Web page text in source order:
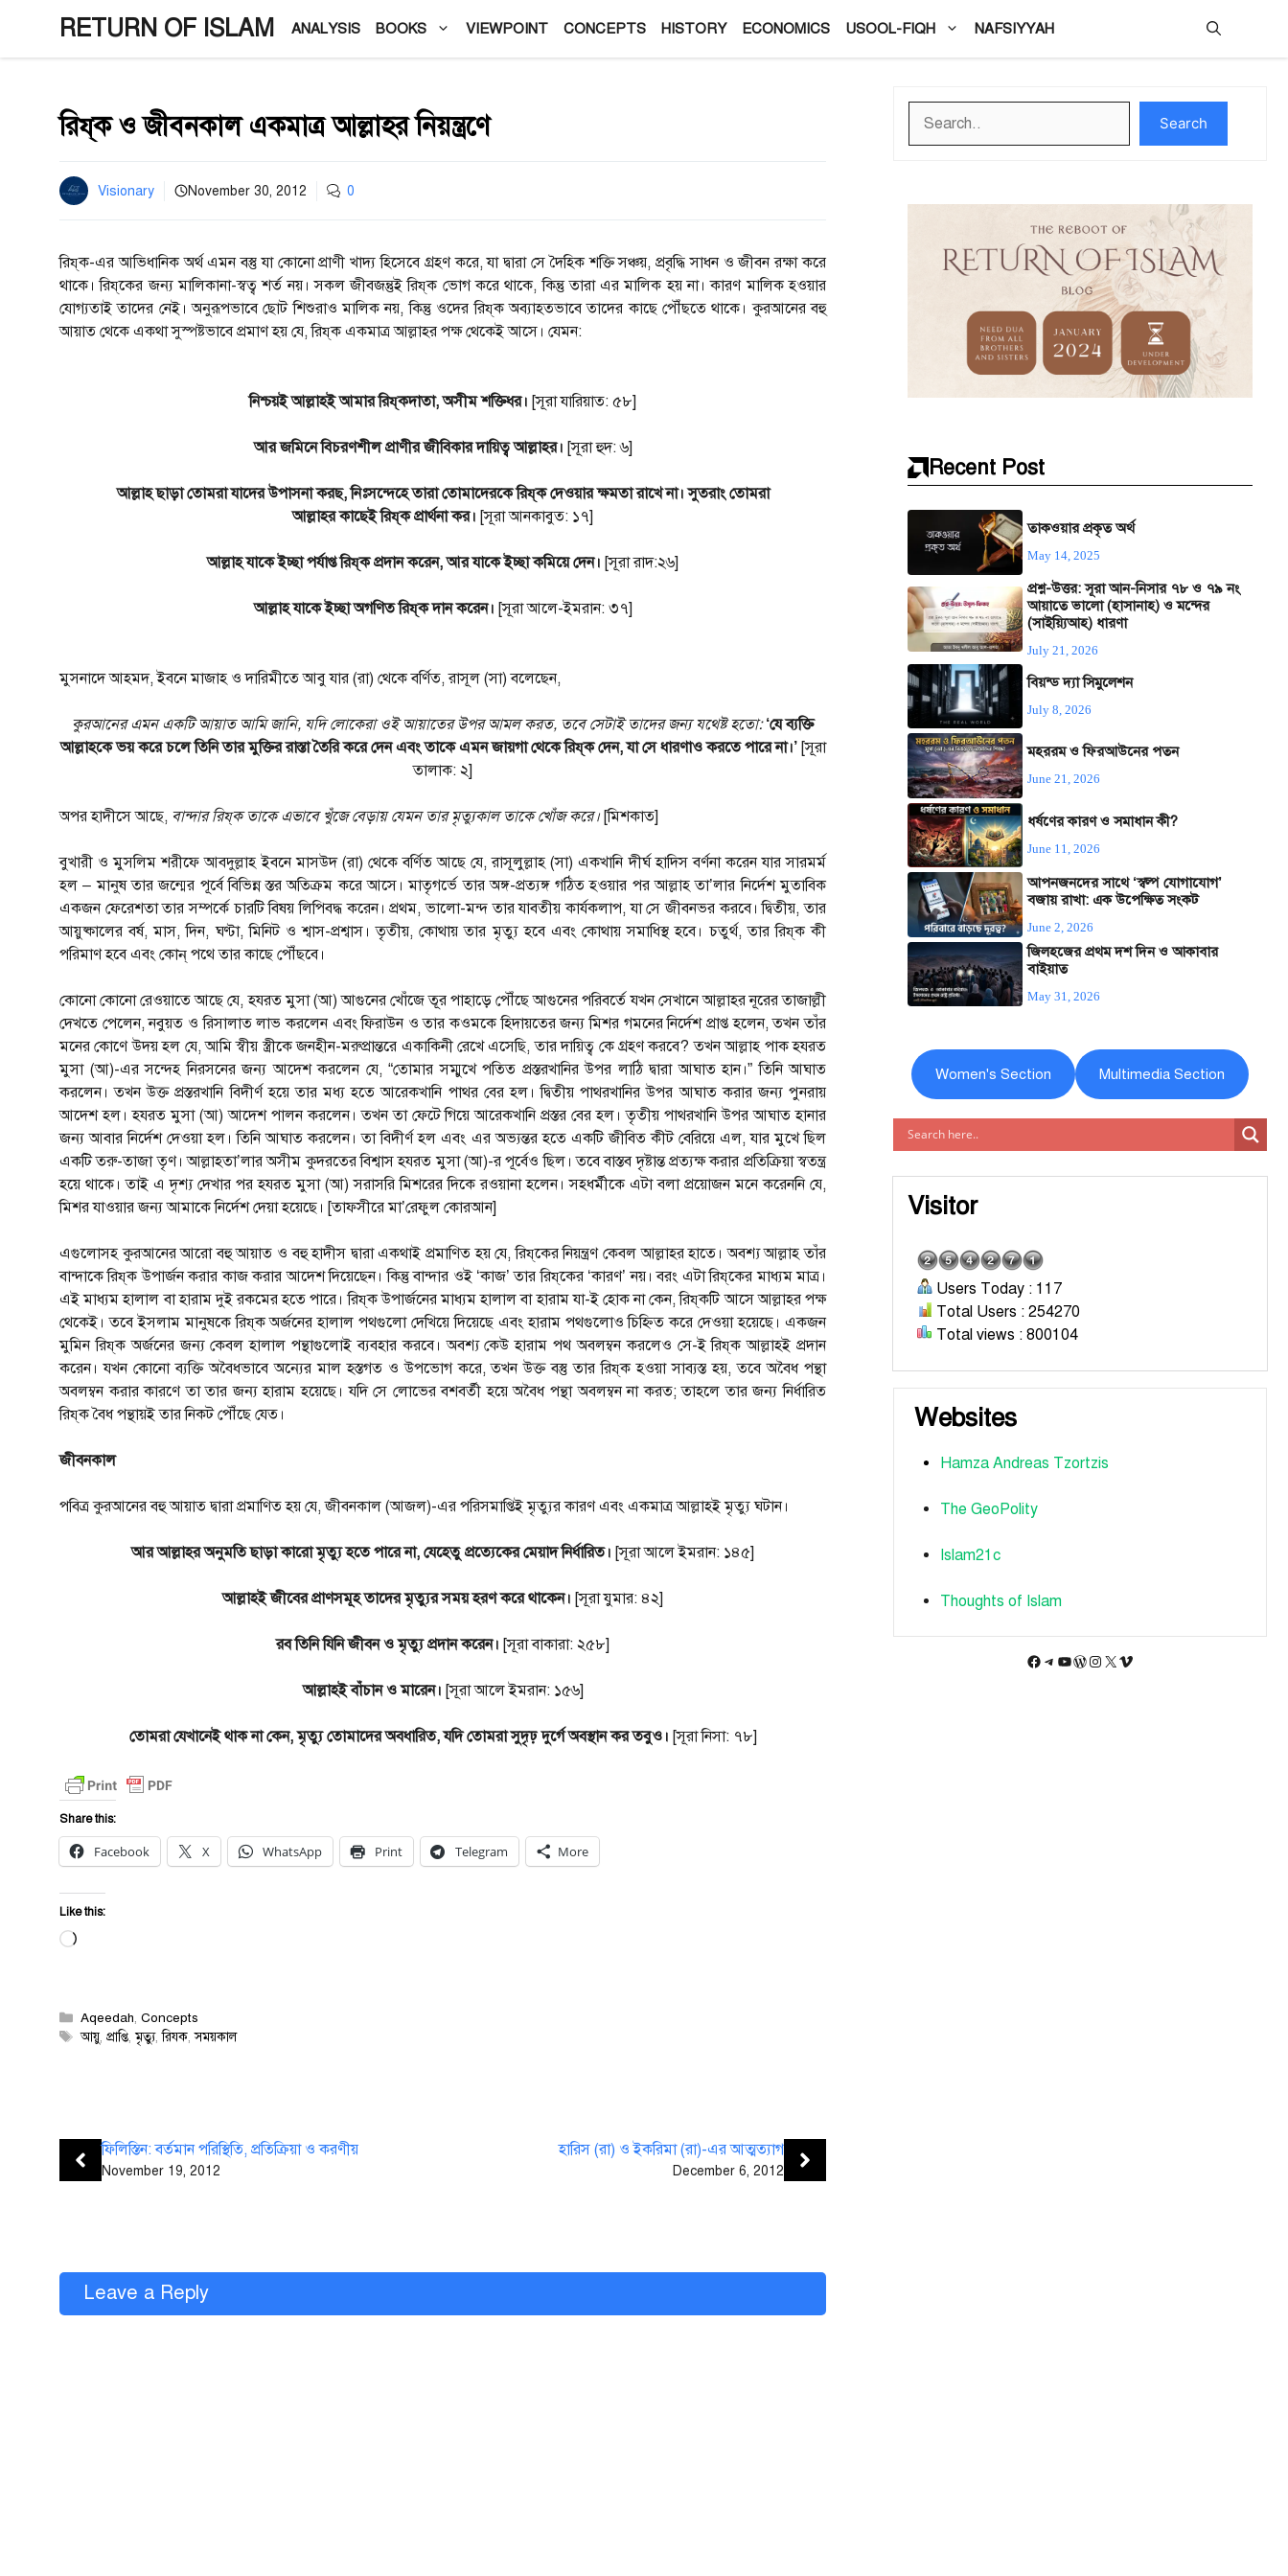
content
RETURN OF ISLAM ANALYSIS BOOKS VIEWPOINT CONCEPTS HISTORY ECONOMICS USOOL-FIQH NAFSIYYAH
রিয্‌ক ও জীবনকাল একমাত্র আল্লাহর নিয়ন্ত্রণে
Visionary November 30, 2012 0
রিয্‌ক-এর আভিধানিক অর্থ এমন বস্তু যা কোনো প্রাণী খাদ্য হিসেবে গ্রহণ করে, যা দ্বারা সে দৈহিক শক্তি সঞ্চয়, প্রবৃদ্ধি সাধন ও জীবন রক্ষা করে
থাকে। রিয্‌কের জন্য মালিকানা-স্বত্ব শর্ত নয়। সকল জীবজন্তুই রিয্‌ক ভোগ করে থাকে, কিন্তু তারা এর মালিক হয় না। কারণ মালিক হওয়ার
যোগ্যতাই তাদের নেই। অনুরূপভাবে ছোট শিশুরাও মালিক নয়, কিন্তু ওদের রিয্‌ক অব্যাহতভাবে তাদের কাছে পৌঁছতে থাকে। কুরআনের বহু
আয়াত থেকে একথা সুস্পষ্টভাবে প্রমাণ হয় যে, রিয্‌ক একমাত্র আল্লাহর পক্ষ থেকেই আসে। যেমন:
নিশ্চয়ই আল্লাহই আমার রিয্‌কদাতা, অসীম শক্তিধর। [সূরা যারিয়াত: ৫৮]
আর জমিনে বিচরণশীল প্রাণীর জীবিকার দায়িত্ব আল্লাহর। [সূরা হুদ: ৬]
আল্লাহ ছাড়া তোমরা যাদের উপাসনা করছ, নিঃসন্দেহে তারা তোমাদেরকে রিয্‌ক দেওয়ার ক্ষমতা রাখে না। সুতরাং তোমরা
আল্লাহর কাছেই রিয্‌ক প্রার্থনা কর। [সূরা আনকাবুত: ১৭]
আল্লাহ যাকে ইচ্ছা পর্যাপ্ত রিয্‌ক প্রদান করেন, আর যাকে ইচ্ছা কমিয়ে দেন। [সূরা রাদ:২৬]
আল্লাহ যাকে ইচ্ছা অগণিত রিয্‌ক দান করেন। [সূরা আলে-ইমরান: ৩৭]
মুসনাদে আহমদ, ইবনে মাজাহ ও দারিমীতে আবু যার (রা) থেকে বর্ণিত, রাসূল (সা) বলেছেন,
কুরআনের এমন একটি আয়াত আমি জানি, যদি লোকেরা ওই আয়াতের উপর আমল করত, তবে সেটাই তাদের জন্য যথেষ্ট হতো:‘যে ব্যক্তি
আল্লাহকে ভয় করে চলে তিনি তার মুক্তির রাস্তা তৈরি করে দেন এবং তাকে এমন জায়গা থেকে রিয্‌ক দেন, যা সে ধারণাও করতে পারে না।’[সূরা
তালাক: ২]
অপর হাদীসে আছে, বান্দার রিয্‌ক তাকে এভাবে খুঁজে বেড়ায় যেমন তার মৃত্যুকাল তাকে খোঁজ করে। [মিশকাত]
বুখারী ও মুসলিম শরীফে আবদুল্লাহ ইবনে মাসউদ (রা) থেকে বর্ণিত আছে যে, রাসূলুল্লাহ (সা) একখানি দীর্ঘ হাদিস বর্ণনা করেন যার সারমর্ম
হল – মানুষ তার জন্মের পূর্বে বিভিন্ন স্তর অতিক্রম করে আসে। মাতৃগর্ভে তার অঙ্গ-প্রত্যঙ্গ গঠিত হওয়ার পর আল্লাহ তা’লার নির্দেশ মুতাবিক
একজন ফেরেশতা তার সম্পর্কে চারটি বিষয় লিপিবদ্ধ করেন। প্রথম, ভালো-মন্দ তার যাবতীয় কার্যকলাপ, যা সে জীবনভর করবে। দ্বিতীয়, তার
আয়ুষ্কালের বর্ষ, মাস, দিন, ঘণ্টা, মিনিট ও শ্বাস-প্রশ্বাস। তৃতীয়, কোথায় তার মৃত্যু হবে এবং কোথায় সমাধিস্থ হবে। চতুর্থ, তার রিয্‌ক কী
পরিমাণ হবে এবং কোন্‌ পথে তার কাছে পৌঁছবে।
কোনো কোনো রেওয়াতে আছে যে, হযরত মুসা (আ) আগুনের খোঁজে তূর পাহাড়ে পৌঁছে আগুনের পরিবর্তে যখন সেখানে আল্লাহর নূরের তাজাল্লী
দেখতে পেলেন, নবুয়ত ও রিসালাত লাভ করলেন এবং ফিরাউন ও তার কওমকে হিদায়তের জন্য মিশর গমনের নির্দেশ প্রাপ্ত হলেন, তখন তাঁর
মনের কোণে উদয় হল যে, আমি স্বীয় স্ত্রীকে জনহীন-মরুপ্রান্তরে একাকিনী রেখে এসেছি, তার দায়িত্ব কে গ্রহণ করবে? তখন আল্লাহ পাক হযরত
মুসা (আ)-এর সন্দেহ নিরসনের জন্য আদেশ করলেন যে, “তোমার সম্মুখে পতিত প্রস্তরখানির উপর লাঠি দ্বারা আঘাত হান।” তিনি আঘাত
করলেন। তখন উক্ত প্রস্তরখানি বিদীর্ণ হয়ে তার মধ্য হতে আরেকখানি পাথর বের হল। দ্বিতীয় পাথরখানির উপর আঘাত করার জন্য পুনরায়
আদেশ হল। হযরত মুসা (আ) আদেশ পালন করলেন। তখন তা ফেটে গিয়ে আরেকখানি প্রস্তর বের হল। তৃতীয় পাথরখানি উপর আঘাত হানার
জন্য আবার নির্দেশ দেওয়া হল। তিনি আঘাত করলেন। তা বিদীর্ণ হল এবং এর অভ্যন্তর হতে একটি জীবিত কীট বেরিয়ে এল, যার মুখে ছিল
একটি তরু-তাজা তৃণ। আল্লাহতা’লার অসীম কুদরতের বিশ্বাস হযরত মুসা (আ)-র পূর্বেও ছিল। তবে বাস্তব দৃষ্টান্ত প্রত্যক্ষ করার প্রতিক্রিয়া স্বতন্ত্র
হয়ে থাকে। তাই এ দৃশ্য দেখার পর হযরত মুসা (আ) সরাসরি মিশরের দিকে রওয়ানা হলেন। সহধর্মীকে এটা বলা প্রয়োজন মনে করেননি যে,
মিশর যাওয়ার জন্য আমাকে নির্দেশ দেয়া হয়েছে। [তাফসীরে মা’রেফুল কোরআন]
এগুলোসহ কুরআনের আরো বহু আয়াত ও বহু হাদীস দ্বারা একথাই প্রমাণিত হয় যে, রিয্‌কের নিয়ন্ত্রণ কেবল আল্লাহর হাতে। অবশ্য আল্লাহ তাঁর
বান্দাকে রিয্‌ক উপার্জন করার কাজ করার আদেশ দিয়েছেন। কিন্তু বান্দার ওই ‘কাজ’ তার রিয্‌কের ‘কারণ’ নয়। বরং এটা রিয্‌কের মাধ্যম মাত্র।
এই মাধ্যম হালাল বা হারাম দুই রকমের হতে পারে। রিয্‌ক উপার্জনের মাধ্যম হালাল বা হারাম যা-ই হোক না কেন, রিয্‌কটি আসে আল্লাহর পক্ষ
থেকেই। তবে ইসলাম মানুষকে রিয্‌ক অর্জনের হালাল পথগুলো দেখিয়ে দিয়েছে এবং হারাম পথগুলোও চিহ্নিত করে দেওয়া হয়েছে। একজন
মুমিন রিয্‌ক অর্জনের জন্য কেবল হালাল পন্থাগুলোই ব্যবহার করবে। অবশ্য কেউ হারাম পথ অবলম্বন করলেও সে-ই রিয্‌ক আল্লাহই প্রদান
করেন। যখন কোনো ব্যক্তি অবৈধভাবে অন্যের মাল হস্তগত ও উপভোগ করে, তখন উক্ত বস্তু তার রিয্‌ক হওয়া সাব্যস্ত হয়, তবে অবৈধ পন্থা
অবলম্বন করার কারণে তা তার জন্য হারাম হয়েছে। যদি সে লোভের বশবর্তী হয়ে অবৈধ পন্থা অবলম্বন না করত; তাহলে তার জন্য নির্ধারিত
রিয্‌ক বৈধ পন্থায়ই তার নিকট পৌঁছে যেত।
জীবনকাল
পবিত্র কুরআনের বহু আয়াত দ্বারা প্রমাণিত হয় যে, জীবনকাল (আজল)-এর পরিসমাপ্তিই মৃত্যুর কারণ এবং একমাত্র আল্লাহই মৃত্যু ঘটান।
আর আল্লাহর অনুমতি ছাড়া কারো মৃত্যু হতে পারে না, যেহেতু প্রত্যেকের মেয়াদ নির্ধারিত। [সূরা আলে ইমরান: ১৪৫]
আল্লাহই জীবের প্রাণসমূহ তাদের মৃত্যুর সময় হরণ করে থাকেন। [সূরা যুমার: ৪২]
রব তিনি যিনি জীবন ও মৃত্যু প্রদান করেন। [সূরা বাকারা: ২৫৮]
আল্লাহই বাঁচান ও মারেন। [সূরা আলে ইমরান: ১৫৬]
তোমরা যেখানেই থাক না কেন, মৃত্যু তোমাদের অবধারিত, যদি তোমরা সুদৃঢ় দুর্গে অবস্থান কর তবুও। [সূরা নিসা: ৭৮]
Share this:
Facebook X WhatsApp Print Telegram More
Like this:
Loading…
Categories
Aqeedah, Concepts
Tags
আয়ু, প্রাপ্তি, মৃত্যু,রিযক,সময়কাল
ফিলিস্তিন: বর্তমান পরিস্থিতি, প্রতিক্রিয়া ও করণীয়
November 19, 2012
হারিস (রা) ও ইকরিমা (রা)-এর আত্মত্যাগ
December 6, 2012
Leave a Reply
Search
Search
Recent Post
তাকওয়ার প্রকৃত অর্থ
May 14, 2025
প্রশ্ন-উত্তর: সূরা আন-নিসার ৭৮ ও ৭৯ নং
আয়াতে ভালো (হাসানাহ) ও মন্দের
(সাইয়্যিআহ) ধারণা
July 21, 2026
বিয়ন্ড দ্যা সিমুলেশন
July 8, 2026
মহররম ও ফিরআউনের পতন
June 21, 2026
ধর্ষণের কারণ ও সমাধান কী?
June 11, 2026
আপনজনদের সাথে ‘স্বল্প যোগাযোগ’
বজায় রাখা: এক উপেক্ষিত সংকট
June 2, 2026
জিলহজের প্রথম দশ দিন ও আকাবার
বাইয়াত
May 31, 2026
Women's Section Multimedia Section
Visitor
Users Today : 117
Total Users : 254270
Total views : 800104
Websites
Hamza Andreas Tzortzis
The GeoPolity
Islam21c
Thoughts of Islam
Facebook
Telegram
YouTube
WordPress
Instagram
X Vimeo